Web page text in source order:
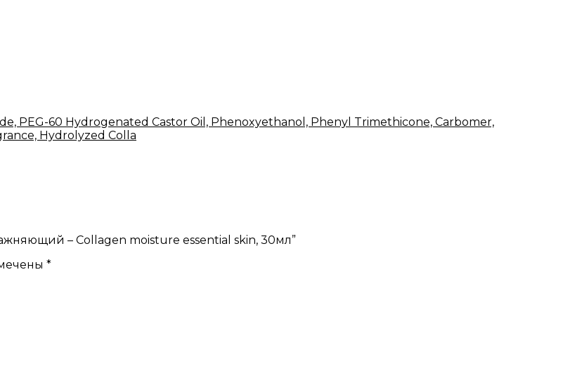
PEG-60 Hydrogenated Castor Oil, Phenoxyethanol, Phenyl Trimethicone, Carbomer,
Hydrolyzed Colla
– Collagen moisture essential skin, 30мл”
*